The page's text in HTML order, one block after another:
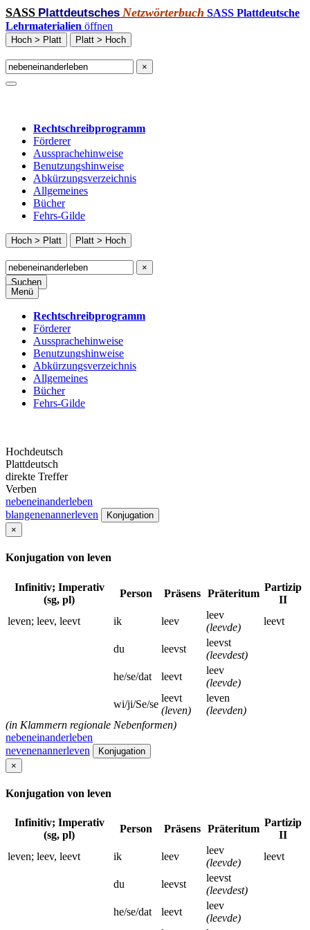
SASS Plattdeutsches Netzwörterbuch SASS Plattdeutsche
Lehrmaterialien öffnen
Hoch > Platt Platt > Hoch
×
Rechtschreibprogramm
Förderer
Aussprachehinweise
Benutzungshinweise
Abkürzungsverzeichnis
Allgemeines
Bücher
Fehrs-Gilde
Hoch > Platt Platt > Hoch
×
Suchen
Menü
Rechtschreibprogramm
Förderer
Aussprachehinweise
Benutzungshinweise
Abkürzungsverzeichnis
Allgemeines
Bücher
Fehrs-Gilde
Hochdeutsch
Plattdeutsch
direkte Treffer
Verben
nebeneinanderleben
blangenenannerleven
Konjugation
×
Konjugation von leven
Infinitiv; Imperativ
(sg, pl)
Person Präsens Präteritum
Partizip
II
leven; leev, leevt
ik leev
leev
(leevde)
leevt
du leevst
leevst
(leevdest)
he/se/dat
leevt
leev
(leevde)
wi/ji/Se/se
leevt
(leven)
leven
(leevden)
(in Klammern regionale Nebenformen)
nebeneinanderleben
nevenenannerleven
Konjugation
×
Konjugation von leven
Infinitiv; Imperativ
(sg, pl)
Person Präsens Präteritum
Partizip
II
leven; leev, leevt
ik leev
leev
(leevde)
leevt
du leevst
leevst
(leevdest)
he/se/dat
leevt
leev
(leevde)